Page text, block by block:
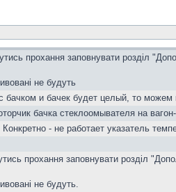
прохання заповнувати розділ
не будуть
и бачек будет целый, то можем
бачка стеклоомывателя на
- не работает указатель
прохання заповнувати розділ
не будуть.